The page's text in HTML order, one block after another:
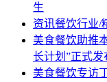
生
资讯餐饮行业/
美食餐饮助推
长计划”正式发
美食餐饮专访